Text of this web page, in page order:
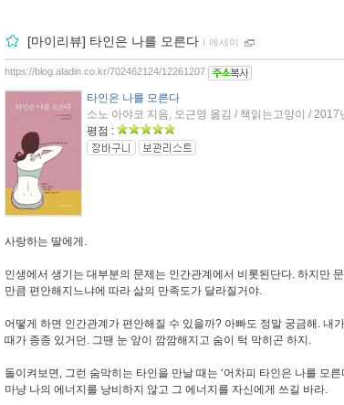
[마이리뷰] 타인은 나를 모른다 ｌ 에세이
https://blog.aladin.co.kr/702462124/12261207
타인은 나를 모른다
소노 아야코 지음, 오근영 옮김 / 책읽는고양이 / 2017
평점 :
사랑하는 딸에게.
인생에서 생기는 대부분의 문제는 인간관계에서 비롯된단다. 하지만
만큼 편안해지느냐에 따라 삶의 만족도가 달라질거야.
어떻게 하면 인간관계가 편안해질 수 있을까? 아빠도 정말 궁금해. 내
때가 종종 있거던. 그땐 눈 앞이 깜깜해지고 숨이 턱 막히곤 하지.
돌이켜보면, 그런 숨막히는 타인을 만날 때는 ‘어차피 타인은 나를 모
마냥 나의 에너지를 낭비하지 않고 그 에너지를 자신에게 쓰길 바라.